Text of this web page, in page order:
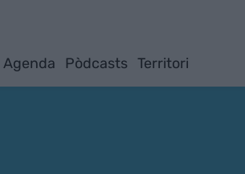
Agenda Pòdcasts Territori